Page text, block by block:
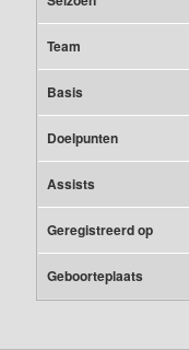
Team
Basis
Doelpunten
Assists
Geregistreerd op
Geboorteplaats